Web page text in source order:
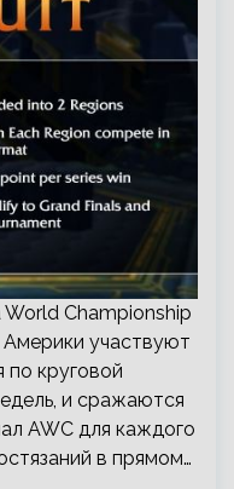
Championship
участвуют
по круговой
и сражаются
AWC для каждого
в прямом…